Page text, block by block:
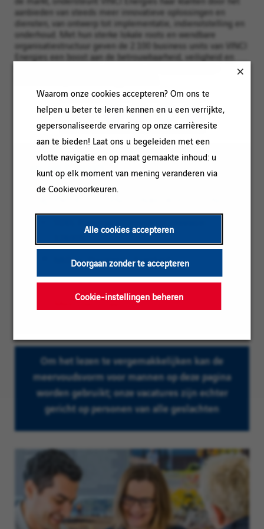
Waarom onze cookies accepteren? Om ons te
helpen u beter te leren kennen en u een verrijkte,
gepersonaliseerde ervaring op onze carrièresite
aan te bieden! Laat ons u begeleiden met een
vlotte navigatie en op maat gemaakte inhoud: u
kunt op elk moment van mening veranderen via
de Cookievoorkeuren.
Alle cookies accepteren
Doorgaan zonder te accepteren
Cookie-instellingen beheren
IN HET KORT
126309
Klantcode:
Millau, Occitanie, Frankrijk
Contracttype:
Permanent
Ervaringsniveau:
Meer dan 3 jaar
Om het lezen te vergemakkelijken kan de
meervoudsvorm voor mannen op deze pagina
worden gebruikt; onze vacatures zijn echter
gericht op personen van alle geslachten
aanbieden van steeds meer innovatieve oplossingen en
diensten, van ontwerp tot implementatie, indienststelling en
onderhoud. Met hun sterke lokale roots en wendbare
organisatiestructuur geven de 2.100 business units van VINCI
Energies een boost aan de betrouwbaarheid, veiligheid en
DELEN